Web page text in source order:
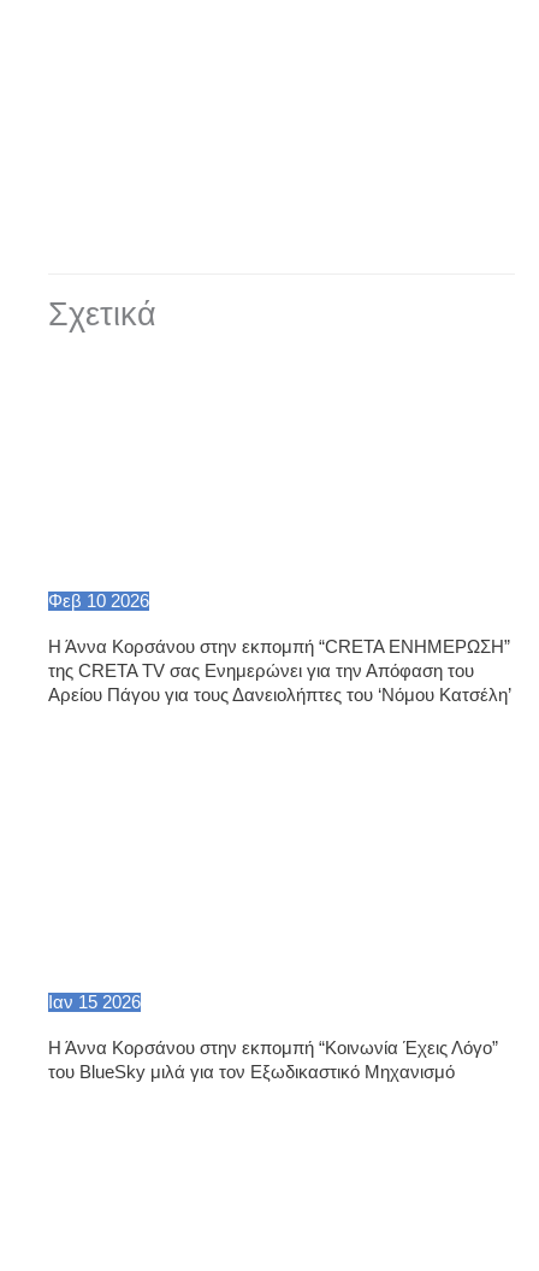
Σχετικά
Φεβ 10 2026
Η Άννα Κορσάνου στην εκπομπή “CRETA ΕΝΗΜΕΡΩΣΗ”
της CRETA TV σας Ενημερώνει για την Απόφαση του
Αρείου Πάγου για τους Δανειολήπτες του ‘Νόμου Κατσέλη’
Ιαν 15 2026
Η Άννα Κορσάνου στην εκπομπή “Κοινωνία Έχεις Λόγο”
του BlueSky μιλά για τον Εξωδικαστικό Μηχανισμό